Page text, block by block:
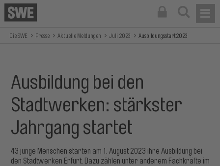
Die SWE Presse Aktuelle Meldungen Juli 2023 Ausbildungsstart2023
Ausbildung bei den
Stadtwerken: stärkster
Jahrgang startet
43 junge Menschen starten am 1. August 2023 ihre Ausbildung bei
den Stadtwerken Erfurt. Dazu zählen unter anderem Fachkräfte im